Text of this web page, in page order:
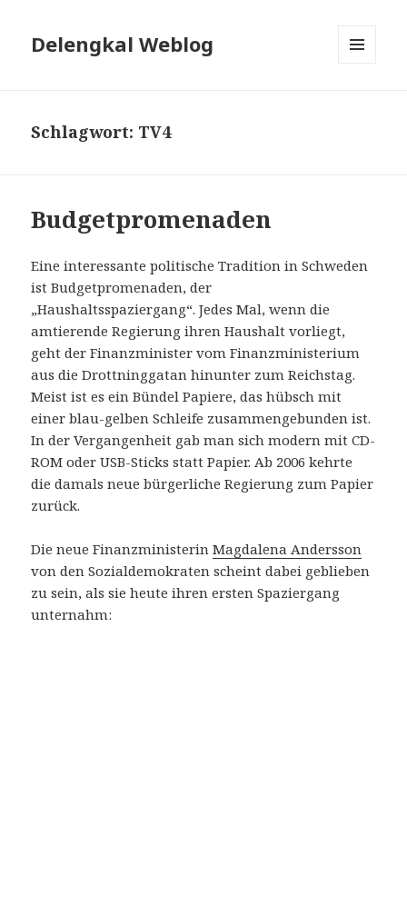
Delengkal Weblog
Schlagwort: TV4
Budgetpromenaden
Eine interessante politische Tradition in Schweden
ist Budgetpromenaden, der
„Haushaltsspaziergang“. Jedes Mal, wenn die
amtierende Regierung ihren Haushalt vorliegt,
geht der Finanzminister vom Finanzministerium
aus die Drottninggatan hinunter zum Reichstag.
Meist ist es ein Bündel Papiere, das hübsch mit
einer blau-gelben Schleife zusammengebunden ist.
In der Vergangenheit gab man sich modern mit CD-
ROM oder USB-Sticks statt Papier. Ab 2006 kehrte
die damals neue bürgerliche Regierung zum Papier
zurück.
Die neue FinanzministerinMagdalena Andersson
von den Sozialdemokraten scheint dabei geblieben
zu sein, als sie heute ihren ersten Spaziergang
unternahm: